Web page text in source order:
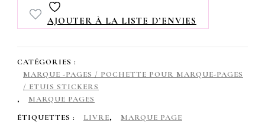
page
,
en
coton
rembourré,
AJOUTER À LA LISTE D’ENVIES
CATÉGORIES :
MARQUE -PAGES / POCHETTE POUR MARQUE-PAGES
/ ETUIS STICKERS
,
MARQUE PAGES
ÉTIQUETTES :
LIVRE, MARQUE PAGE